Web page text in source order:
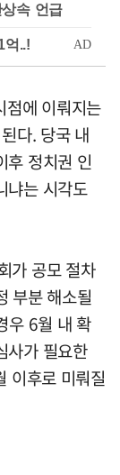
속 언급
점에 이뤄지는
다. 당국 내
후 정치권 인
냐는 시각도
가 공모 절차
부분 해소될
우 6월 내 확
사가 필요한
이후로 미뤄질